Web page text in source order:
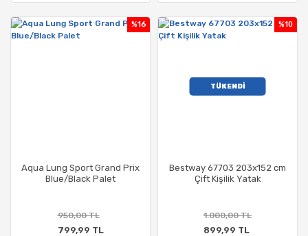
Aqua Lung Sport Grand Prix
Blue/Black Palet
%16
950,00 TL
799,99 TL
TÜKENDİ
Bestway 67703 203x152 cm
Çift Kişilik Yatak
%10
1.000,00 TL
899,99 TL